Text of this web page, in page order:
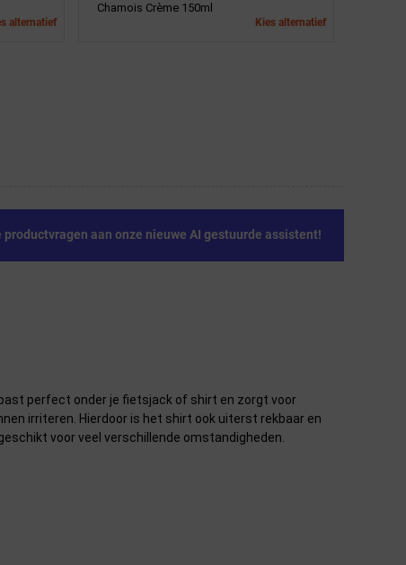
alternatief
Chamois Crème 150ml
Kies alternatief
productvragen aan onze nieuwe AI gestuurde assistent!
perfect onder je fietsjack of shirt en zorgt voor
irriteren. Hierdoor is het shirt ook uiterst rekbaar en
voor veel verschillende omstandigheden.